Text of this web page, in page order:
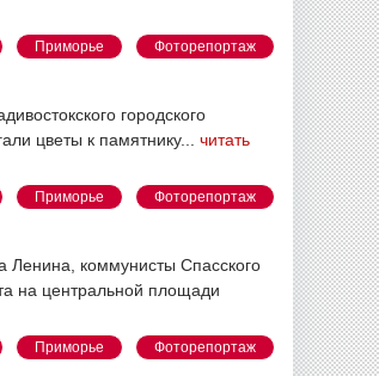
Приморье Фоторепортаж
городского
цветы к памятнику... читать
Приморье Фоторепортаж
Ленина, коммунисты Спасского
на центральной площади
Приморье Фоторепортаж